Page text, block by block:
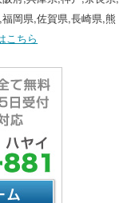
岡県,佐賀県,長崎県,熊
こちら